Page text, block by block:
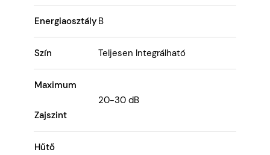
EnergiaosztályB
Szín Teljesen Integrálható
Maximum
Zajszint
20-30 dB
Hűtő